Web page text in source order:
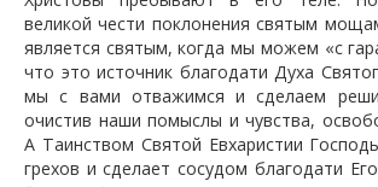
великой чести поклонения святым
является святым, когда мы можем «с
что это источник благодати Духа
мы с вами отважимся и сделаем
очистив наши помыслы и чувства,
А Таинством Святой Евхаристии
грехов и сделает сосудом благодати